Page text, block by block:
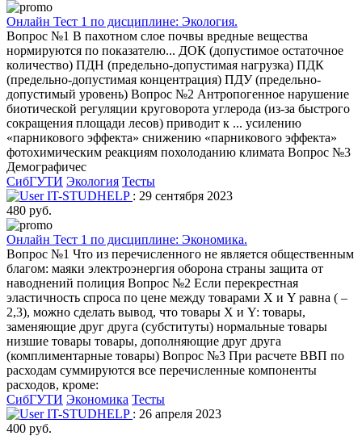
Онлайн Тест 1 по дисциплине: Экология.
Вопрос №1 В пахотном слое почвы вредные вещества
нормируются по показателю... ДОК (допустимое остаточное
количество) ПДН (предельно-допустимая нагрузка) ПДК
(предельно-допустимая концентрация) ПДУ (предельно-
допустимый уровень) Вопрос №2 Антропогенное нарушение
биотической регуляции круговорота углерода (из-за быстрого
сокращения площади лесов) приводит к ... усилению
«парникового эффекта» снижению «парникового эффекта»
фотохимическим реакциям похолоданию климата Вопрос №3
Демографичес
СибГУТИ Экология Тесты
IT-STUDHELP : 29 сентября 2023
480 руб.
Онлайн Тест 1 по дисциплине: Экономика.
Вопрос №1 Что из перечисленного не является общественным
благом: маяки электроэнергия оборона страны защита от
наводнений полиция Вопрос №2 Если перекрестная
эластичность спроса по цене между товарами X и Y равна ( –
2,3), можно сделать вывод, что товары X и Y: товары,
заменяющие друг друга (субституты) нормальные товары
низшие товары товары, дополняющие друг друга
(комплиментарные товары) Вопрос №3 При расчете ВВП по
расходам суммируются все перечисленные компоненты
расходов, кроме:
СибГУТИ Экономика Тесты
IT-STUDHELP : 26 апреля 2023
400 руб.